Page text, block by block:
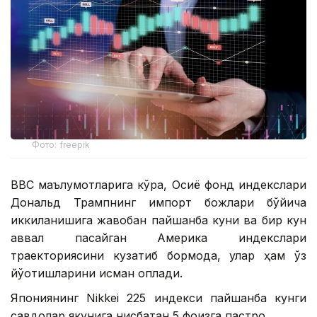
Фото: freepik
BBC маълумотларига кўра, Осиё фонд индекслари
Дональд Трампнинг импорт божлари бўйича
иккиланишига жавобан пайшанба куни ва бир кун
аввал пасайган Америка индекслари
траекториясини кузатиб бормоқда, улар ҳам ўз
йўқотишларини қисман қоплади.
Япониянинг Nikkei 225 индекси пайшанба кунги